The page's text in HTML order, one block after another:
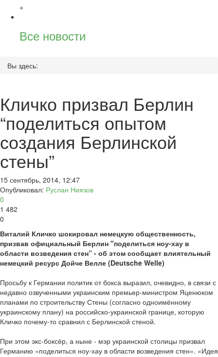
+
Все новости
Вы здесь:
Кличко призвал Берлин
“поделиться опытом
создания Берлинской
стены”
15 сентябрь, 2014, 12:47
Опубликовал: Руслан Ниязов
0
1 482
0
Виталий Кличко шокировал немецкую общественность,
призвав официальный Берлин "поделиться ноу-хау в
области возведения стен” - об этом сообщает влиятельный
немецкий ресурс Дойче Велле (Deutsche Welle)
Просьбу к Германии политик от бокса выразил, очевидно, в связи с
недавно озвученными украинским премьер-министром Яценюком
планами по строительству Стены (согласно одноимённому
украинскому плану) на российско-украинской границе, которую
Кличко почему-то сравнил с Берлинской стеной.
При этом экс-боксёр, а ныне - мэр украинской столицы призвал
Германию «поделиться ноу-хау в области возведения стен». «Идея